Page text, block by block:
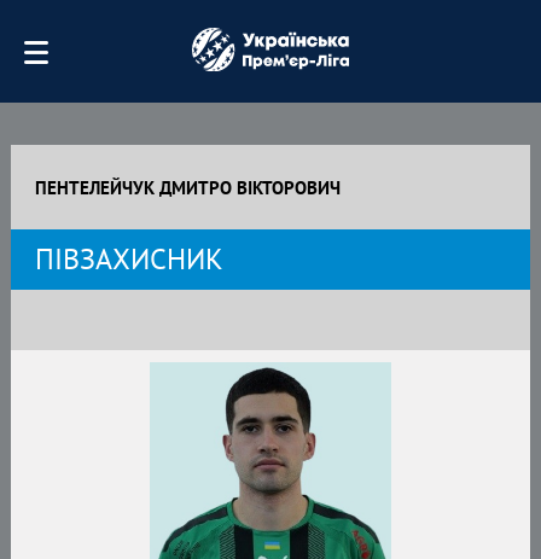
ПЕНТЕЛЕЙЧУК ДМИТРО ВІКТОРОВИЧ
ПІВЗАХИСНИК